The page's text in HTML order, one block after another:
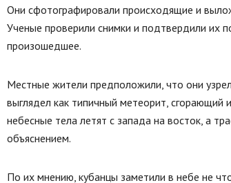
Они сфотографировали происходящие и
Ученые проверили снимки и подтвердили их
произошедшее.
Местные жители предположили, что они
выглядел как типичный метеорит,
небесные тела летят с запада на восток, а
объяснением.
По их мнению, кубанцы заметили в небе не